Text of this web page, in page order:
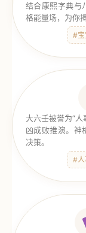
结合康熙字典与
格能量场，为你
#宝
大六壬被誉为“
凶成败推演。神
决策。
#人